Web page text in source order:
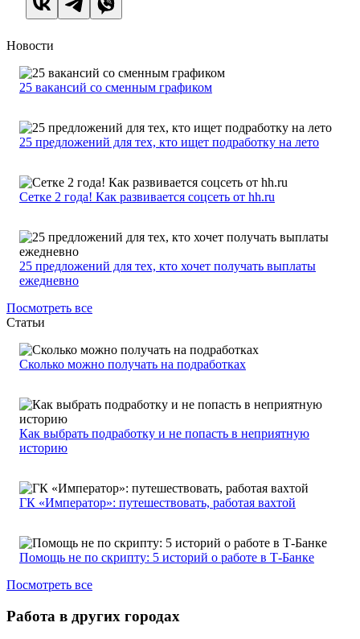
Новости
25 вакансий со сменным графиком
25 предложений для тех, кто ищет подработку на лето
Сетке 2 года! Как развивается соцсеть от hh.ru
25 предложений для тех, кто хочет получать выплаты
ежедневно
Посмотреть все
Статьи
Сколько можно получать на подработках
Как выбрать подработку и не попасть в неприятную
историю
ГК «Император»: путешествовать, работая вахтой
Помощь не по скрипту: 5 историй о работе в Т-Банке
Посмотреть все
Работа в других городах